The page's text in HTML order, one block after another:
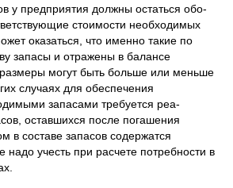
у предприятия должны остаться обо­
стоимости необходимых
оказаться, что именно такие по
запасы и отражены в балансе
могут быть больше или меньше
случаях для обеспечения
запасами требуется реа­
оставшихся после погашения
в составе запасов содержатся
надо учесть при расчете потребности в